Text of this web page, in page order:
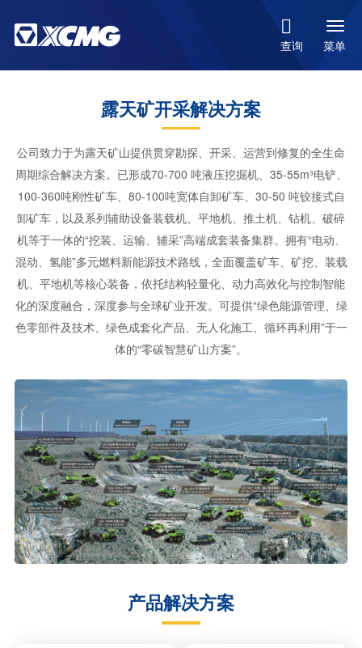

查询 菜单
露天矿开采解决方案
公司致力于为露天矿山提供贯穿勘探、开采、运营到修复的全生命
周期综合解决方案。已形成70-700 吨液压挖掘机、35-55m³电铲、
100-360吨刚性矿车、80-100吨宽体自卸矿车、30-50 吨铰接式自
卸矿车，以及系列辅助设备装载机、平地机、推土机、钻机、破碎
机等于一体的“挖装、运输、辅采”高端成套装备集群。拥有“电动、
混动、氢能”多元燃料新能源技术路线，全面覆盖矿车、矿挖、装载
机、平地机等核心装备，依托结构轻量化、动力高效化与控制智能
化的深度融合，深度参与全球矿业开发。可提供“绿色能源管理、绿
色零部件及技术、绿色成套化产品、无人化施工、循环再利用”于一
体的“零碳智慧矿山方案”。
产品解决方案